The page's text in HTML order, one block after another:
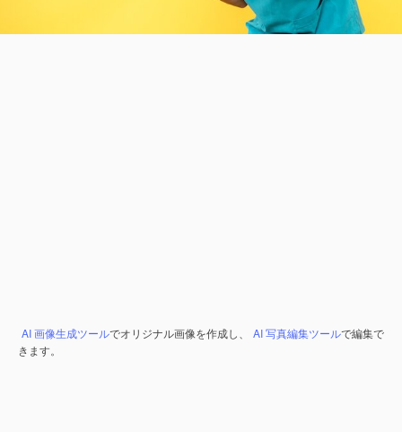
AI 画像生成ツールでオリジナル画像を作成し、 AI 写真編集ツールで編集で
きます。